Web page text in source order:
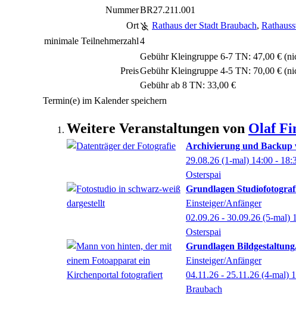
NummerBR27.211.001
Ort
Rathaus der Stadt Braubach,
minimale Teilnehmerzahl4
Preis
Gebühr Kleingruppe 6-7 TN: 47,00 €
Gebühr Kleingruppe 4-5 TN: 70,00 €
Gebühr ab 8 TN: 33,00 €
Termin(e) im Kalender speichern
Weitere Veranstaltungen von Olaf
Archivierung und Backup
29.08.26 (1-mal) 14:00 -
Osterspai
Grundlagen
Einsteiger/Anfänger
02.09.26 - 30.09.26 (5-mal)
Osterspai
Grundlagen
Einsteiger/Anfänger
04.11.26 - 25.11.26 (4-mal)
Braubach